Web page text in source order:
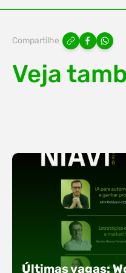
Compartilhe
Veja
Últimas vagas: